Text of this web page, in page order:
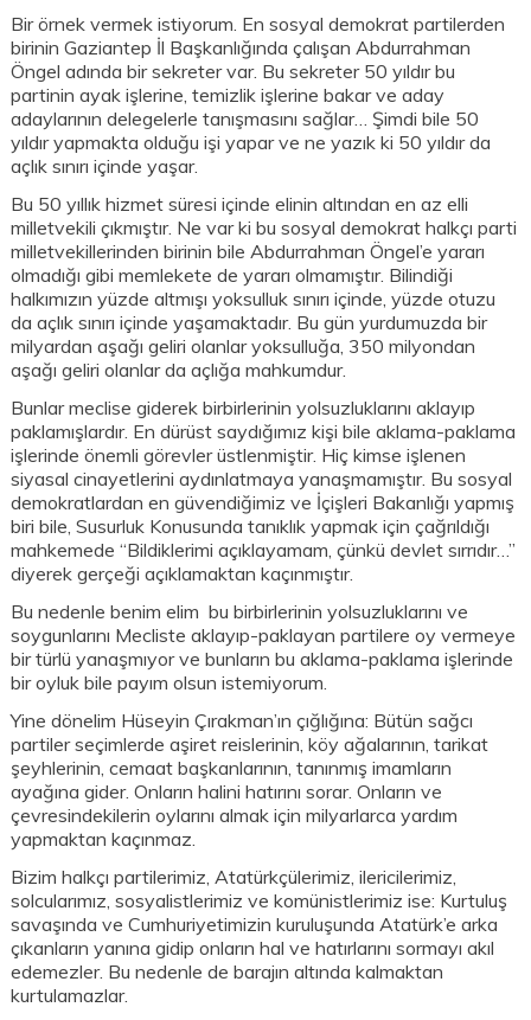
Bir örnek vermek istiyorum. En sosyal demokrat partilerden
birinin Gaziantep İl Başkanlığında çalışan Abdurrahman
Öngel adında bir sekreter var. Bu sekreter 50 yıldır bu
partinin ayak işlerine, temizlik işlerine bakar ve aday
adaylarının delegelerle tanışmasını sağlar… Şimdi bile 50
yıldır yapmakta olduğu işi yapar ve ne yazık ki 50 yıldır da
açlık sınırı içinde yaşar.
Bu 50 yıllık hizmet süresi içinde elinin altından en az elli
milletvekili çıkmıştır. Ne var ki bu sosyal demokrat halkçı parti
milletvekillerinden birinin bile Abdurrahman Öngel’e yararı
olmadığı gibi memlekete de yararı olmamıştır. Bilindiği
halkımızın yüzde altmışı yoksulluk sınırı içinde, yüzde otuzu
da açlık sınırı içinde yaşamaktadır. Bu gün yurdumuzda bir
milyardan aşağı geliri olanlar yoksulluğa, 350 milyondan
aşağı geliri olanlar da açlığa mahkumdur.
Bunlar meclise giderek birbirlerinin yolsuzluklarını aklayıp
paklamışlardır. En dürüst saydığımız kişi bile aklama-paklama
işlerinde önemli görevler üstlenmiştir. Hiç kimse işlenen
siyasal cinayetlerini aydınlatmaya yanaşmamıştır. Bu sosyal
demokratlardan en güvendiğimiz ve İçişleri Bakanlığı yapmış
biri bile, Susurluk Konusunda tanıklık yapmak için çağrıldığı
mahkemede “Bildiklerimi açıklayamam, çünkü devlet sırrıdır…”
diyerek gerçeği açıklamaktan kaçınmıştır.
Bu nedenle benim elim bu birbirlerinin yolsuzluklarını ve
soygunlarını Mecliste aklayıp-paklayan partilere oy vermeye
bir türlü yanaşmıyor ve bunların bu aklama-paklama işlerinde
bir oyluk bile payım olsun istemiyorum.
Yine dönelim Hüseyin Çırakman’ın çığlığına: Bütün sağcı
partiler seçimlerde aşiret reislerinin, köy ağalarının, tarikat
şeyhlerinin, cemaat başkanlarının, tanınmış imamların
ayağına gider. Onların halini hatırını sorar. Onların ve
çevresindekilerin oylarını almak için milyarlarca yardım
yapmaktan kaçınmaz.
Bizim halkçı partilerimiz, Atatürkçülerimiz, ilericilerimiz,
solcularımız, sosyalistlerimiz ve komünistlerimiz ise: Kurtuluş
savaşında ve Cumhuriyetimizin kuruluşunda Atatürk’e arka
çıkanların yanına gidip onların hal ve hatırlarını sormayı akıl
edemezler. Bu nedenle de barajın altında kalmaktan
kurtulamazlar.